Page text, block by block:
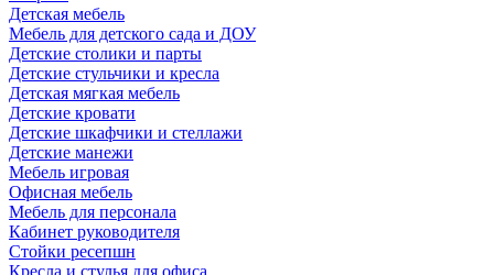
Детская мебель
Мебель для детского сада и ДОУ
Детские столики и парты
Детские стульчики и кресла
Детская мягкая мебель
Детские кровати
Детские шкафчики и стеллажи
Детские манежи
Мебель игровая
Офисная мебель
Мебель для персонала
Кабинет руководителя
Стойки ресепшн
Кресла и стулья для офиса